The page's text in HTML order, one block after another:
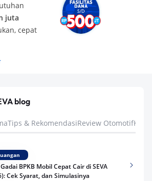
juta
cepat
blog
Tips & RekomendasiReview Otomotif
BPKB Mobil Cepat Cair di SEVA
Cek Syarat, dan Simulasinya